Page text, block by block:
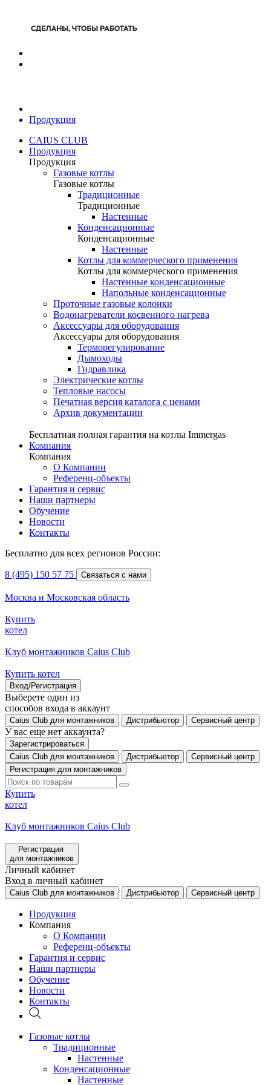
Продукция
CAIUS CLUB
Продукция
Продукция
Газовые котлы
Газовые котлы
Традиционные
Традиционные
Настенные
Конденсационные
Конденсационные
Настенные
Котлы для коммерческого применения
Котлы для коммерческого применения
Настенные конденсационные
Напольные конденсационные
Проточные газовые колонки
Водонагреватели косвенного нагрева
Аксессуары для оборудования
Аксессуары для оборудования
Терморегулирование
Дымоходы
Гидравлика
Электрические котлы
Тепловые насосы
Печатная версия каталога с ценами
Архив документации
Бесплатная полная гарантия на котлы Immergas
Компания
Компания
О Компании
Референц-объекты
Гарантия и сервис
Наши партнеры
Обучение
Новости
Контакты
Бесплатно для всех регионов России:
8 (495) 150 57 75 Связаться с нами
Москва и Московская область
Купить
котел
Клуб монтажников Caius Club
Купить котел
Вход/Регистрация
Выберете один из
способов входа в аккаунт
Caius Club для монтажников Дистрибьютор Сервисный центр
У вас еще нет аккаунта?
Зарегистрироваться
Caius Club для монтажников
Дистрибьютор
Сервисный центр
Регистрация для монтажников
Купить
котел
Клуб монтажников Caius Club
Регистрация
для монтажников
Личный кабинет
Вход в личный кабинет
Caius Club для монтажников Дистрибьютор Сервисный центр
Продукция
Компания
О Компании
Референц-объекты
Гарантия и сервис
Наши партнеры
Обучение
Новости
Контакты
Газовые котлы
Традиционные
Настенные
Конденсационные
Настенные